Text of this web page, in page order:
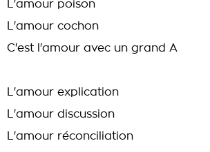
L'amour poison
L'amour cochon
C'est l'amour avec un grand A
L'amour explication
L'amour discussion
L'amour réconciliation